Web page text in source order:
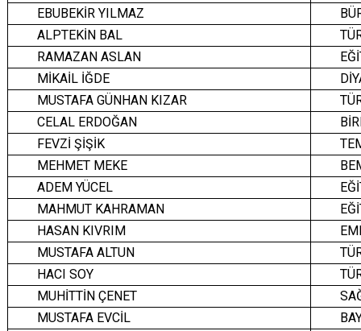
EBUBEKİR YILMAZ
ALPTEKİN BAL
RAMAZAN ASLAN
MİKAİL İĞDE
MUSTAFA GÜNHAN KIZAR
CELAL ERDOĞAN
FEVZİ ŞİŞİK
MEHMET MEKE
ADEM YÜCEL
MAHMUT KAHRAMAN
HASAN KIVRIM
MUSTAFA ALTUN
HACI SOY
MUHİTTİN ÇENET
MUSTAFA EVCİL